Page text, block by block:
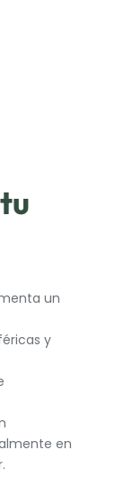
un
y
en